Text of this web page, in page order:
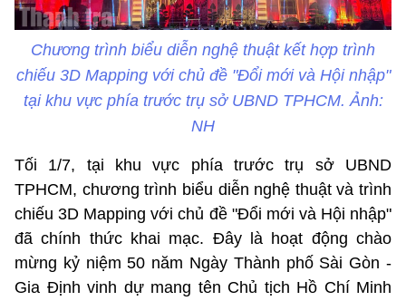
Chương trình biểu diễn nghệ thuật kết hợp trình
chiếu 3D Mapping với chủ đề "Đổi mới và Hội nhập"
tại khu vực phía trước trụ sở UBND TPHCM. Ảnh:
NH
Tối 1/7, tại khu vực phía trước trụ sở UBND
TPHCM, chương trình biểu diễn nghệ thuật và trình
chiếu 3D Mapping với chủ đề "Đổi mới và Hội nhập"
đã chính thức khai mạc. Đây là hoạt động chào
mừng kỷ niệm 50 năm Ngày Thành phố Sài Gòn -
Gia Định vinh dự mang tên Chủ tịch Hồ Chí Minh